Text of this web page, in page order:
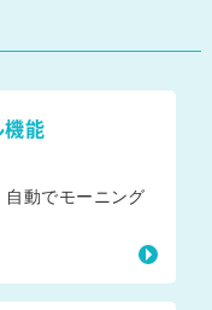
機能
動でモーニング